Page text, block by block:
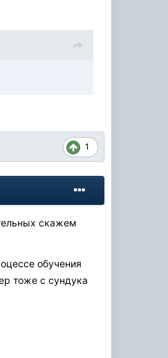
1
скажем
обучения
тоже с сундука